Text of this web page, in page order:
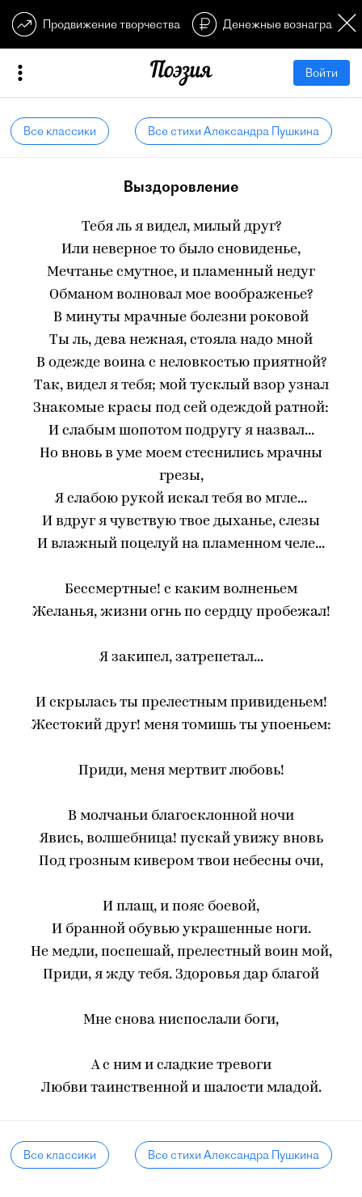
Продвижение творчества Денежные
Войти
Все классики Все стихи Александра Пушкина
Выздоровление
Тебя ль я видел, милый друг?
Или неверное то было сновиденье,
Мечтанье смутное, и пламенный недуг
Обманом волновал мое воображенье?
В минуты мрачные болезни роковой
Ты ль, дева нежная, стояла надо мной
В одежде воина с неловкостью приятной?
Так, видел я тебя; мой тусклый взор узнал
Знакомые красы под сей одеждой ратной:
И слабым шопотом подругу я назвал...
Но вновь в уме моем стеснились мрачны
грезы,
Я слабою рукой искал тебя во мгле...
И вдруг я чувствую твое дыханье, слезы
И влажный поцелуй на пламенном челе...
Бессмертные! с каким волненьем
Желанья, жизни огнь по сердцу пробежал!
Я закипел, затрепетал...
И скрылась ты прелестным привиденьем!
Жестокий друг! меня томишь ты упоеньем:
Приди, меня мертвит любовь!
В молчаньи благосклонной ночи
Явись, волшебница! пускай увижу вновь
Под грозным кивером твои небесны очи,
И плащ, и пояс боевой,
И бранной обувью украшенные ноги.
Не медли, поспешай, прелестный воин мой,
Приди, я жду тебя. Здоровья дар благой
Мне снова ниспослали боги,
А с ним и сладкие тревоги
Любви таинственной и шалости младой.
Все классики Все стихи Александра Пушкина